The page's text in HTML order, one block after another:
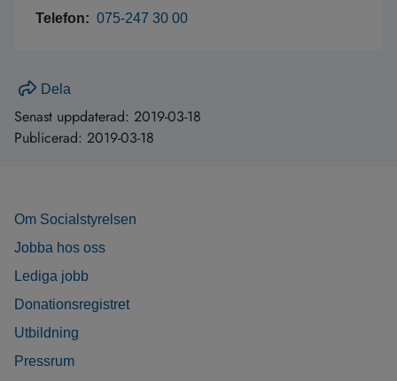
Telefon: 075-247 30 00
Dela
Senast uppdaterad: 2019-03-18
Publicerad: 2019-03-18
Om Socialstyrelsen
Jobba hos oss
Lediga jobb
Donationsregistret
Utbildning
Pressrum